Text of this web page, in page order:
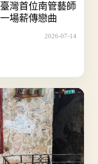
灣首位南管藝師
場薪傳戀曲
2026-07-14